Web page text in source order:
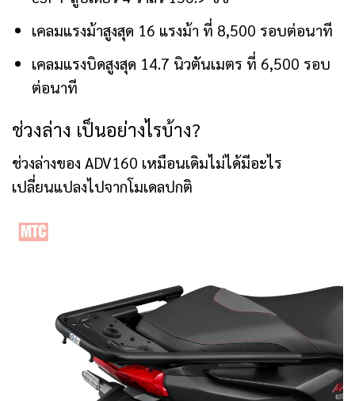
เคลมแรงม้าสูงสุด 16 แรงม้า ที่ 8,500 รอบต่อนาที
เคลมแรงบิดสูงสุด 14.7 นิวตันเมตร ที่ 6,500 รอบ
ต่อนาที
ช่วงล่าง เป็นอย่างไรบ้าง?
ช่วงล่างของ ADV160 เหมือนเดิมไม่ได้มีอะไร
เปลี่ยนแปลงไปจากโมเดลปกติ